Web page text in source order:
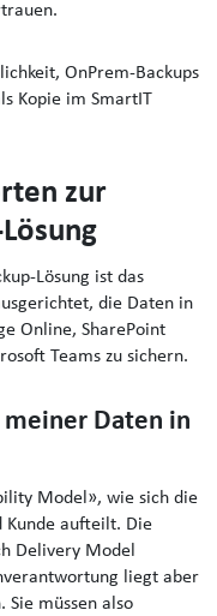
OnPrem-Backups
Kopie im SmartIT
zur
Lösung ist das
die Daten in
Online, SharePoint
Teams zu sichern.
meiner Daten in
Model», wie sich die
Kunde aufteilt. Die
Delivery Model
liegt aber
Sie müssen also